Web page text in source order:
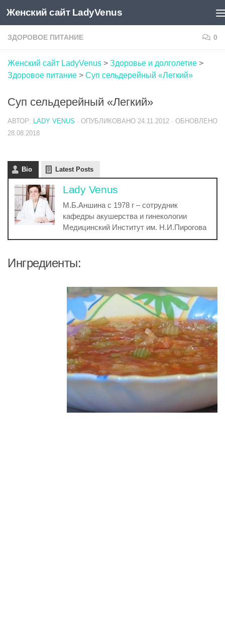
Skip to content
Женский сайт LadyVenus
ЗДОРОВОЕ ПИТАНИЕ 0
Женский сайт LadyVenus > Здоровье и долголетие >
Здоровое питание > Суп сельдерейный «Легкий»
Суп сельдерейный «Легкий»
АВТОР: LADY VENUS · ОПУБЛИКОВАНО 24.11.2012 · ОБНОВЛЕНО
28.08.2018
Bio Latest Posts
Lady Venus
М.Б.Аншина с 1978 г – сотрудник
кафедры акушерства и гинекологии
Медицинский Институт им. Н.И.Пирогова
Ингредиенты: